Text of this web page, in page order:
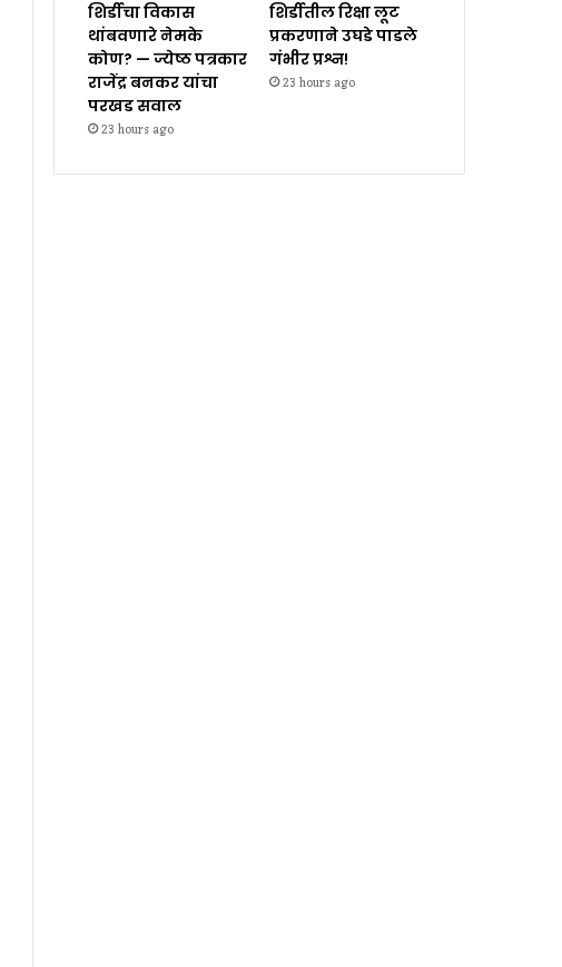
शिर्डीचा विकास
थांबवणारे नेमके
कोण? — ज्येष्ठ पत्रकार
राजेंद्र बनकर यांचा
परखड सवाल
23 hours ago
शिर्डीतील रिक्षा लूट
प्रकरणाने उघडे पाडले
गंभीर प्रश्न!
23 hours ago